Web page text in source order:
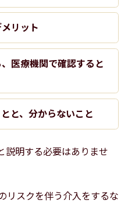
リット
医療機関で確認すると
と、分からないこと
説明する必要はありませ
リスクを伴う介入をするな